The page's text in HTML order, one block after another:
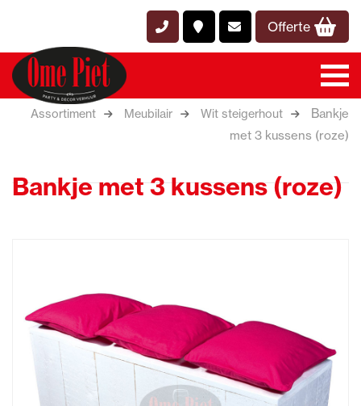
Offerte
Assortiment Meubilair Wit steigerhout
Bankje
met 3 kussens (roze)
Bankje met 3 kussens (roze)